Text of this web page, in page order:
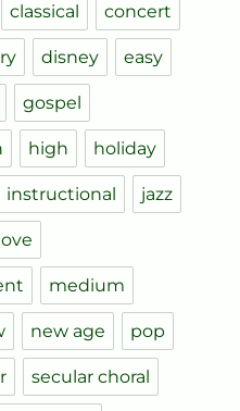
classical concert
disney easy
gospel
high holiday
instructional jazz
love
medium
new age pop
secular choral